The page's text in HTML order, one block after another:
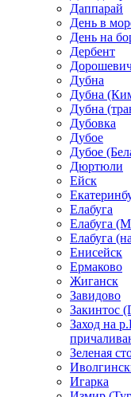
Даппарай
День в
День на
Дербент
Дубна
Дубна
Дубна
Дубовка
Дубое
Дубое
Дюртюли
Ейск
Елабуга
Елабуга
Елабуга
Енисейск
Ермаково
Жиганск
Завидово
Закинтос
Заход на
Зеленая
Игарка